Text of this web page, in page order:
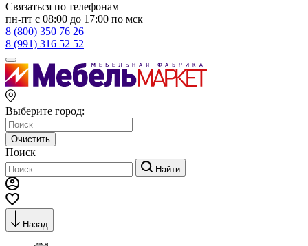
Связаться по телефонам
пн-пт с 08:00 до 17:00 по мск
8 (800) 350 76 26
8 (991) 316 52 52
Выберите город:
Очистить
Поиск
Найти
Назад